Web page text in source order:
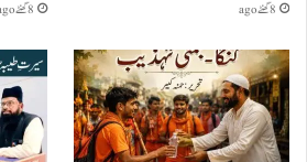
8 گھنٹے ago 8 گھنٹے ago